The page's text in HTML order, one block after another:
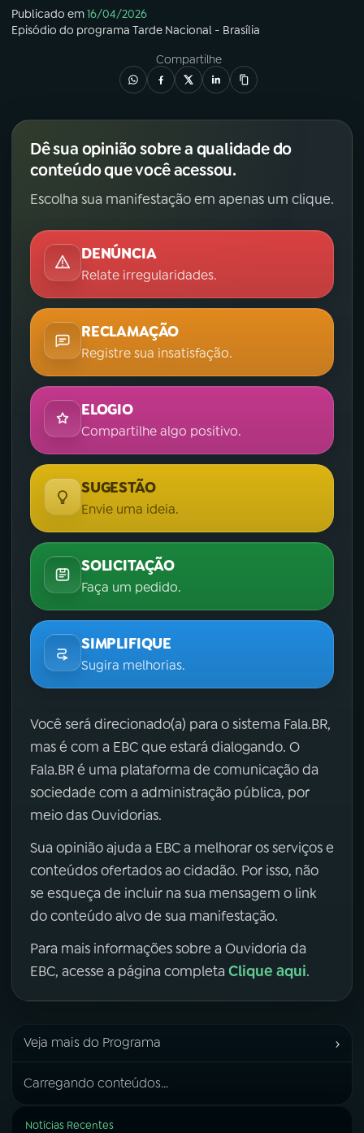
Publicado em16/04/2026
Episódio do programa Tarde Nacional - Brasília
Compartilhe
Dê sua opinião sobre a qualidade do
conteúdo que você acessou.
Escolha sua manifestação em apenas um clique.
DENÚNCIA
Relate irregularidades.
RECLAMAÇÃO
Registre sua insatisfação.
ELOGIO
Compartilhe algo positivo.
SUGESTÃO
Envie uma ideia.
SOLICITAÇÃO
Faça um pedido.
SIMPLIFIQUE
Sugira melhorias.
Você será direcionado(a) para o sistema Fala.BR,
mas é com a EBC que estará dialogando. O
Fala.BR é uma plataforma de comunicação da
sociedade com a administração pública, por
meio das Ouvidorias.
Sua opinião ajuda a EBC a melhorar os serviços e
conteúdos ofertados ao cidadão. Por isso, não
se esqueça de incluir na sua mensagem o link
do conteúdo alvo de sua manifestação.
Para mais informações sobre a Ouvidoria da
EBC, acesse a página completa Clique aqui.
Veja mais do Programa ›
Carregando conteúdos...
Notícias Recentes